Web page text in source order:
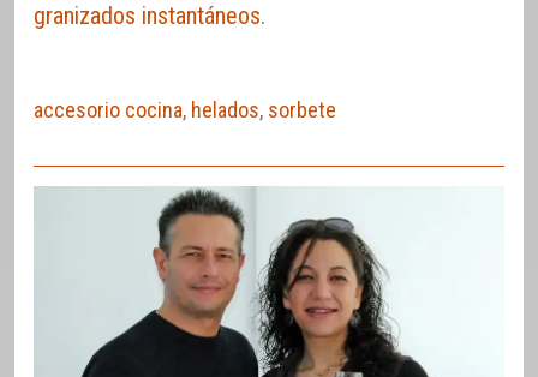
granizados instantáneos.
accesorio cocina, helados, sorbete